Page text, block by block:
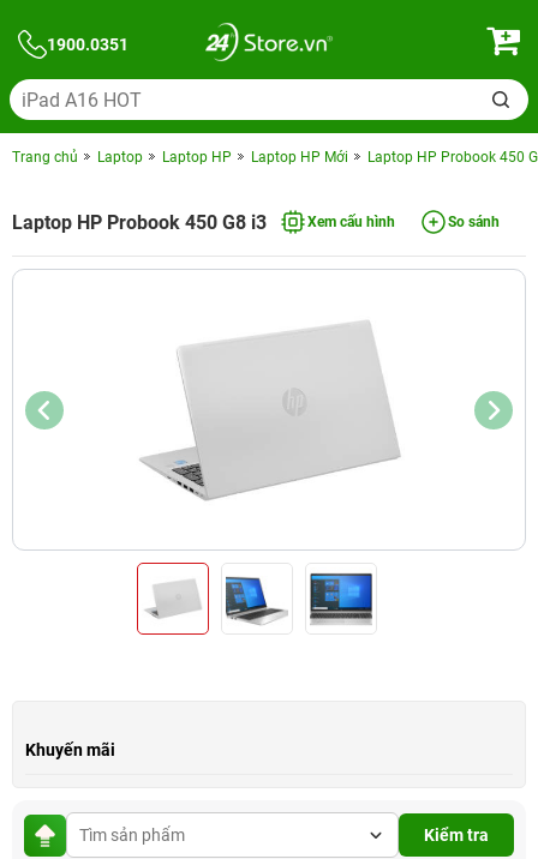
1900.0351
Trang chủ Laptop Laptop HP Laptop HP Mới Laptop HP Probook 450
Laptop HP Probook 450 G8 i3 Xem cấu hình So sánh
Khuyến mãi
Kiểm tra